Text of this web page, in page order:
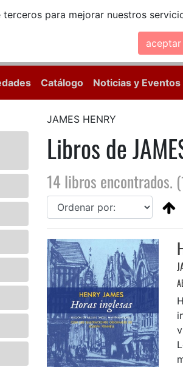
para mejorar nuestros
aceptar
Catálogo Noticias y Eventos
JAMES HENRY
Libros de
14 libros encontrados.